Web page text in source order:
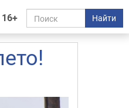
16+ Найти